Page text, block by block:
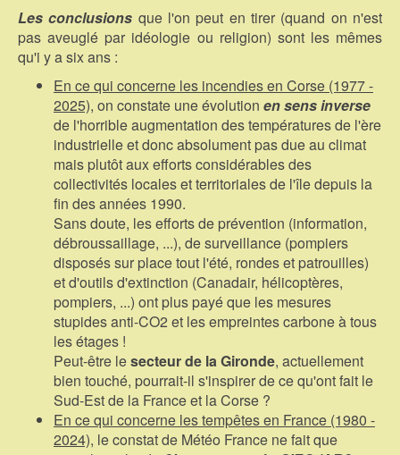
Les conclusions que l'on peut en tirer (quand on n'est
pas aveuglé par idéologie ou religion) sont les mêmes
qu'i y a six ans :
En ce qui concerne les incendies en Corse (1977 -
2025), on constate une évolution en sens inverse
de l'horrible augmentation des températures de l'ère
industrielle et donc absolument pas due au climat
mais plutôt aux efforts considérables des
collectivités locales et territoriales de l'île depuis la
fin des années 1990.
Sans doute, les efforts de prévention (information,
débroussaillage, ...), de surveillance (pompiers
disposés sur place tout l'été, rondes et patrouilles)
et d'outils d'extinction (Canadair, hélicoptères,
pompiers, ...) ont plus payé que les mesures
stupides anti-CO2 et les empreintes carbone à tous
les étages !
Peut-être lesecteur de la Gironde, actuellement
bien touché, pourrait-il s'inspirer de ce qu'ont fait le
Sud-Est de la France et la Corse ?
En ce qui concerne les tempêtes en France (1980 -
2024), le constat de Météo France ne fait que